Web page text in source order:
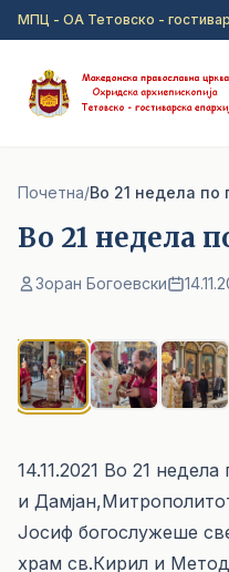
Прејди на главна
МПЦ - ОА Тетовско -
Почетна/Во 21 недела по
Во 21 недела
Зоран Богоевски
14.11.2021 Во 21
и
Јосиф богослужеше
храм св.Кирил и